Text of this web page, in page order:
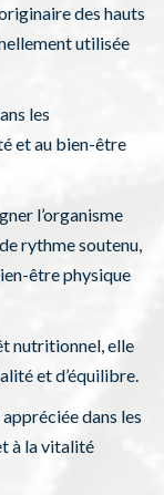
des hauts
utilisée
les
et au bien-être
l’organisme
rythme soutenu,
être physique
nutritionnel, elle
et d’équilibre.
dans les
à la vitalité